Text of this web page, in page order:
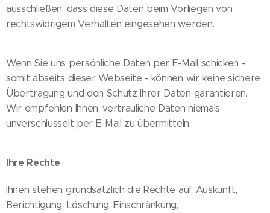
ausschließen, dass diese Daten beim Vorliegen von
rechtswidrigem Verhalten eingesehen werden.
Wenn Sie uns persönliche Daten per E-Mail schicken -
somit abseits dieser Webseite - können wir keine sichere
Übertragung und den Schutz Ihrer Daten garantieren.
Wir empfehlen Ihnen, vertrauliche Daten niemals
unverschlüsselt per E-Mail zu übermitteln.
Ihre Rechte
Ihnen stehen grundsätzlich die Rechte auf Auskunft,
Berichtigung, Löschung, Einschränkung,